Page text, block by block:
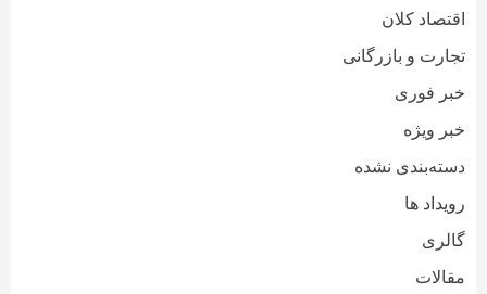
اقتصاد کلان
تجارت و بازرگانی
خبر فوری
خبر ویژه
دسته‌بندی نشده
رویداد ها
گالری
مقالات